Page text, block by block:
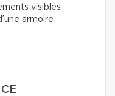
visibles
armoire